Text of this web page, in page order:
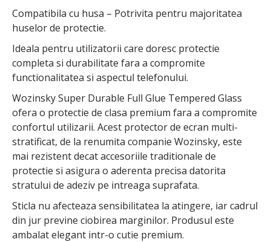
Compatibila cu husa – Potrivita pentru majoritatea
huselor de protectie.
Ideala pentru utilizatorii care doresc protectie
completa si durabilitate fara a compromite
functionalitatea si aspectul telefonului.
Wozinsky Super Durable Full Glue Tempered Glass
ofera o protectie de clasa premium fara a compromite
confortul utilizarii. Acest protector de ecran multi-
stratificat, de la renumita companie Wozinsky, este
mai rezistent decat accesoriile traditionale de
protectie si asigura o aderenta precisa datorita
stratului de adeziv pe intreaga suprafata.
Sticla nu afecteaza sensibilitatea la atingere, iar cadrul
din jur previne ciobirea marginilor. Produsul este
ambalat elegant intr-o cutie premium.